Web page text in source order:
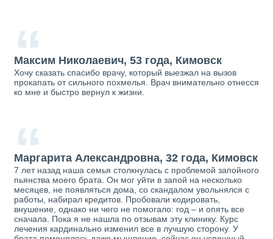
“
Максим Николаевич, 53 года, Кимовск
Хочу сказать спасибо врачу, который выезжал на вызов
прокапать от сильного похмелья. Врач внимательно отнесся
ко мне и быстро вернул к жизни.
“
Маргарита Александровна, 32 года, Кимовск
7 лет назад наша семья столкнулась с проблемой запойного
пьянства моего брата. Он мог уйти в запой на несколько
месяцев, не появляться дома, со скандалом увольнялся с
работы, набирал кредитов. Пробовали кодировать,
внушение, однако ни чего не помогало: год – и опять все
сначала. Пока я не нашла по отзывам эту клинику. Курс
лечения кардинально изменил все в лучшую сторону. У